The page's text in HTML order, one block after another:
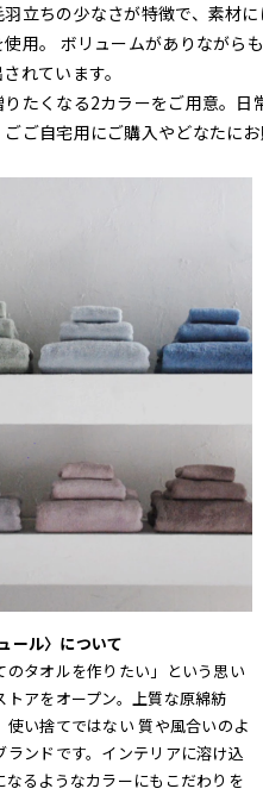
立ちの少なさが特徴で、素材
使用。 ボリュームがありなが
れています。
たくなる2カラーをご用意。
ご自宅用にご購入やどなたにお
ール〉について
のタオルを作りたい」という思い
アをオープン。上質な原綿紡
い捨てではない 質や風合いのよ
ンドです。インテリアに溶け込
るようなカラーにもこだわりを